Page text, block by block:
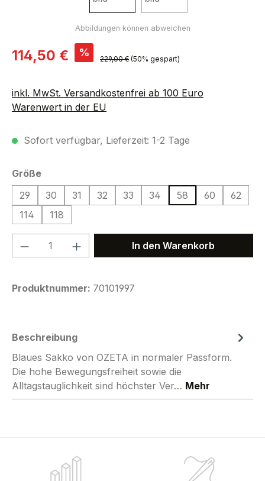
Verkaufspreis:
114,50 € % Regulärer Preis:
229,00 € (50% gespart)
inkl. MwSt. Versandkostenfrei ab 100 Euro
Warenwert in der EU
Sofort verfügbar, Lieferzeit: 1-2 Tage
Größeauswählen
29
30 31 32 33 34 58 60
62
114
118
Produkt Anzahl: Gib denIn den Warenkorb
Produktnummer: 70101997
Beschreibung
Blaues Sakko von OZETA in normaler Passform.
Die hohe Bewegungsfreiheit sowie die
Alltagstauglichkeit sind höchster Ver… Mehr